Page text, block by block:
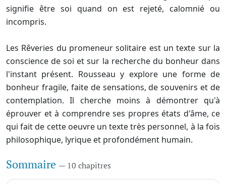
signifie être soi quand on est rejeté, calomnié ou
incompris.
Les Rêveries du promeneur solitaire est un texte sur la
conscience de soi et sur la recherche du bonheur dans
l'instant présent. Rousseau y explore une forme de
bonheur fragile, faite de sensations, de souvenirs et de
contemplation. Il cherche moins à démontrer qu'à
éprouver et à comprendre ses propres états d'âme, ce
qui fait de cette oeuvre un texte très personnel, à la fois
philosophique, lyrique et profondément humain.
Sommaire — 10 chapitres